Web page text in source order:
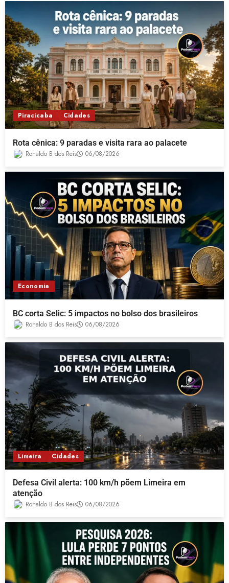
Piracicaba Cidades
Rota cênica: 9 paradas e visita rara ao palacete
Ronaldo B dos Reis 06/08/2026
Economia
BC corta Selic: 5 impactos no bolso dos brasileiros
Ronaldo B dos Reis 06/08/2026
Limeira Cidades
Defesa Civil alerta: 100 km/h põem Limeira em
atenção
Ronaldo B dos Reis 06/08/2026